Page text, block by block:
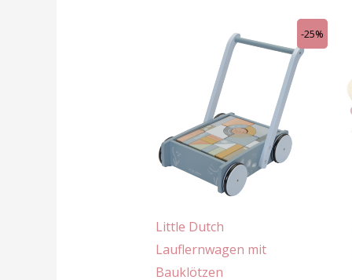
-25%
Little Dutch
Lauflernwagen mit
Bauklötzen
Ursprünglicher
Preis
war:
CHF 79.90
Aktueller
Preis
CHF 59.95.